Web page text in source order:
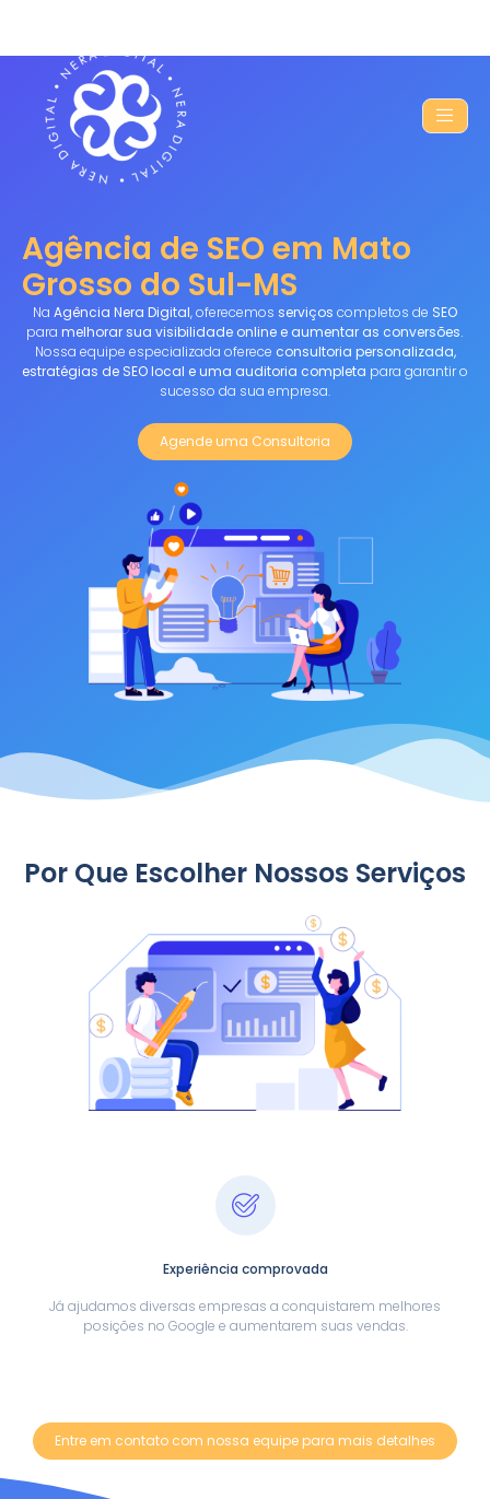
Agência de SEO em Mato
Grosso do Sul-MS
Na Agência Nera Digital, oferecemos serviços completos de SEO
para melhorar sua visibilidade online e aumentar as conversões.
Nossa equipe especializada oferece consultoria personalizada,
estratégias de SEO local e uma auditoria completa para garantir o
sucesso da sua empresa.
Agende uma Consultoria
Por Que Escolher Nossos Serviços
Experiência comprovada
Já ajudamos diversas empresas a conquistarem melhores
posições no Google e aumentarem suas vendas.
Entre em contato com nossa equipe para mais detalhes